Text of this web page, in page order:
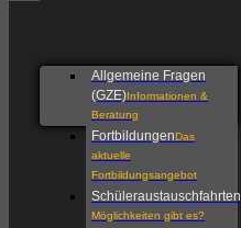
Allgemeine Fragen
(GZE)Informationen &
Beratung
FortbildungenDas
aktuelle
Fortbildungsangebot
Schüleraustauschfahrten
Möglichkeiten gibt es?